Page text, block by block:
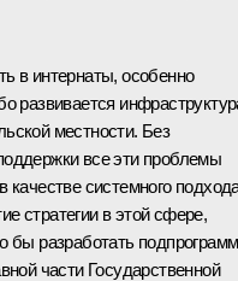
в интернаты, особенно
развивается
местности. Без
все эти проблемы
системного
стратегии в этой сфере,
бы разработать
части Государственной